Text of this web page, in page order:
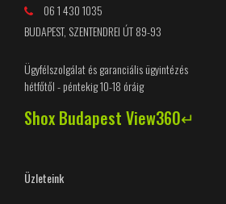
06 1 430 1035
BUDAPEST, SZENTENDREI ÚT 89-93
Ügyfélszolgálat és garanciális ügyintézés
hétfőtől - péntekig 10-18 óráig
Shox Budapest View360↵
Üzleteink